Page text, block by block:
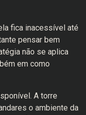
fica inacessível até
pensar bem
não se aplica
em como
A torre
o ambiente da